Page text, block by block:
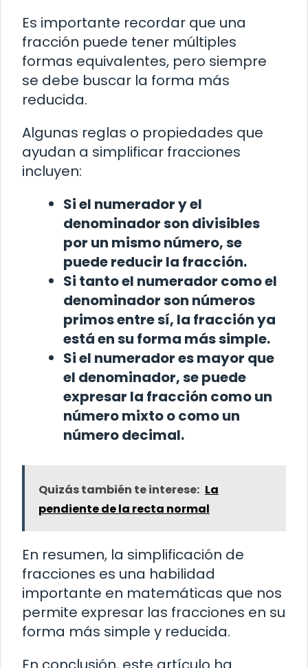
Es importante recordar que una
fracción puede tener múltiples
formas equivalentes, pero siempre
se debe buscar la forma más
reducida.
Algunas reglas o propiedades que
ayudan a simplificar fracciones
incluyen:
Si el numerador y el
denominador son divisibles
por un mismo número, se
puede reducir la fracción.
Si tanto el numerador como el
denominador son números
primos entre sí, la fracción ya
está en su forma más simple.
Si el numerador es mayor que
el denominador, se puede
expresar la fracción como un
número mixto o como un
número decimal.
Quizás también te interese: La
pendiente de la recta normal
En resumen, la simplificación de
fracciones es una habilidad
importante en matemáticas que nos
permite expresar las fracciones en su
forma más simple y reducida.